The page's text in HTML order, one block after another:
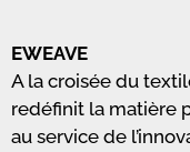
EWEAVE
A la croisée du
redéfinit la matière
au service de